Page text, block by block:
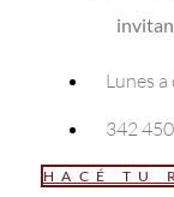
Lunes a
342
HACÉ TU